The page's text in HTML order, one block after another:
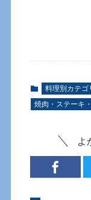
料理別カテゴ
焼肉・ステーキ
よ